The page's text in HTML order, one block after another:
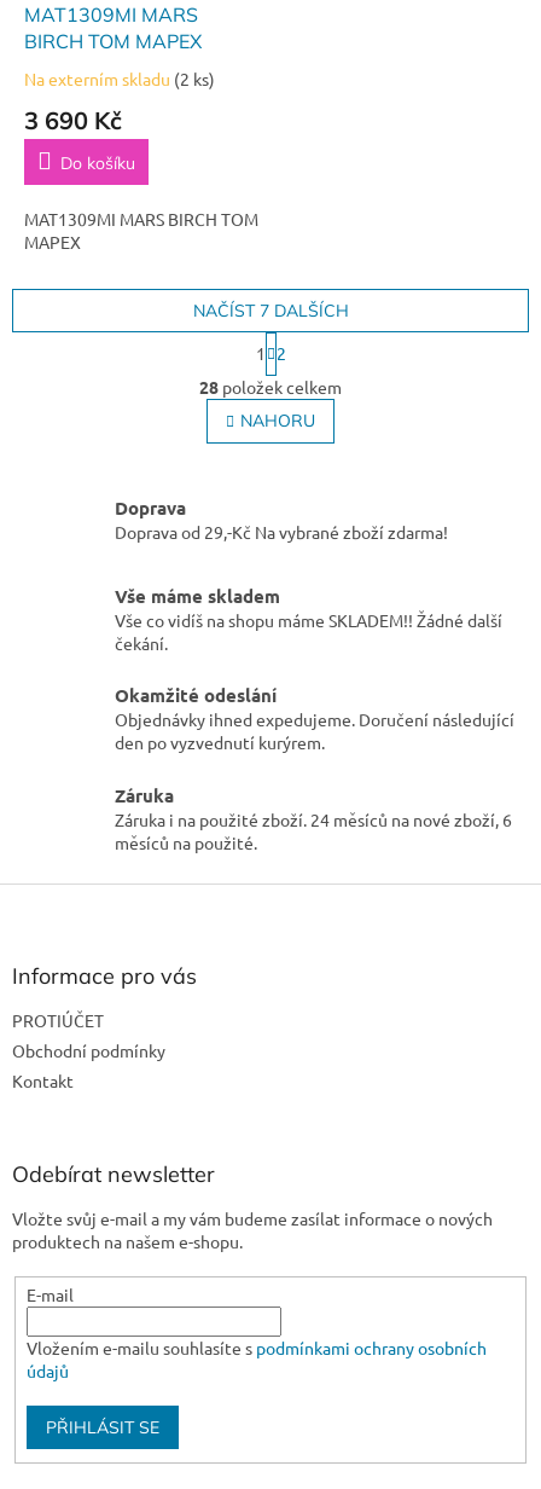
MAT1309MI MARS
BIRCH TOM MAPEX
Na externím skladu (2 ks)
3 690 Kč
Do košíku
MAT1309MI MARS BIRCH TOM
MAPEX
O
v
l
á
í
v
k
ý
p
i
NAČÍST 7 DALŠÍCH
S
t
r
á
n
k
n
í
1
2
28 položek celkem
NAHORU
Doprava
Doprava od 29,-Kč Na vybrané zboží zdarma!
Vše máme skladem
Vše co vidíš na shopu máme SKLADEM!! Žádné další
čekání.
Okamžité odeslání
Objednávky ihned expedujeme. Doručení následující
den po vyzvednutí kurýrem.
Záruka
Záruka i na použité zboží. 24 měsíců na nové zboží, 6
měsíců na použité.
Z
Informace pro vás
PROTIÚČET
Obchodní podmínky
Kontakt
Odebírat newsletter
Vložte svůj e-mail a my vám budeme zasílat informace o nových
produktech na našem e-shopu.
E-mail
Vložením e-mailu souhlasíte s podmínkami ochrany osobních
údajů
PŘIHLÁSIT SE